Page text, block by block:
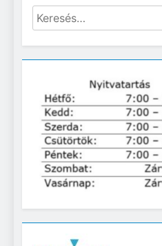
Keresés: